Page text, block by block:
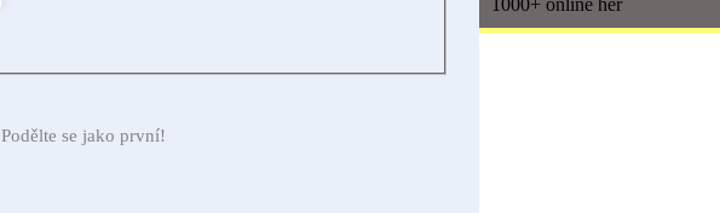
Podělte se jako první!